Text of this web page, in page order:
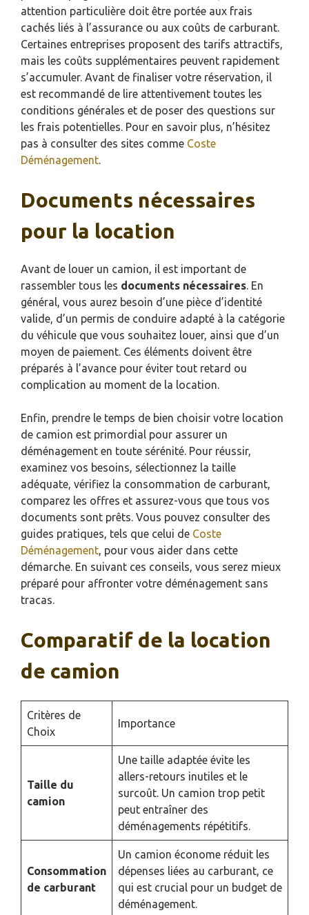
attention particulière doit être portée aux frais
cachés liés à l’assurance ou aux coûts de carburant.
Certaines entreprises proposent des tarifs attractifs,
mais les coûts supplémentaires peuvent rapidement
s’accumuler. Avant de finaliser votre réservation, il
est recommandé de lire attentivement toutes les
conditions générales et de poser des questions sur
les frais potentielles. Pour en savoir plus, n’hésitez
pas à consulter des sites comme Coste
Déménagement.
Documents nécessaires
pour la location
Avant de louer un camion, il est important de
rassembler tous les documents nécessaires. En
général, vous aurez besoin d’une pièce d’identité
valide, d’un permis de conduire adapté à la catégorie
du véhicule que vous souhaitez louer, ainsi que d’un
moyen de paiement. Ces éléments doivent être
préparés à l’avance pour éviter tout retard ou
complication au moment de la location.
Enfin, prendre le temps de bien choisir votre location
de camion est primordial pour assurer un
déménagement en toute sérénité. Pour réussir,
examinez vos besoins, sélectionnez la taille
adéquate, vérifiez la consommation de carburant,
comparez les offres et assurez-vous que tous vos
documents sont prêts. Vous pouvez consulter des
guides pratiques, tels que celui de Coste
Déménagement, pour vous aider dans cette
démarche. En suivant ces conseils, vous serez mieux
préparé pour affronter votre déménagement sans
tracas.
Comparatif de la location
de camion
Critères de
Choix
Importance
Taille du
camion
Une taille adaptée évite les
allers-retours inutiles et le
surcoût. Un camion trop petit
peut entraîner des
déménagements répétitifs.
Consommation
de carburant
Un camion économe réduit les
dépenses liées au carburant, ce
qui est crucial pour un budget de
déménagement.